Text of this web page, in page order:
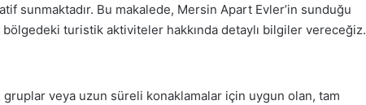
sunmaktadır. Bu makalede, Mersin Apart Evler’in sunduğu
turistik aktiviteler hakkında detaylı bilgiler vereceğiz.
veya uzun süreli konaklamalar için uygun olan, tam